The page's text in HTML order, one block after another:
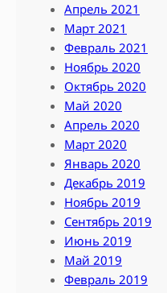
Апрель 2021
Март 2021
Февраль 2021
Ноябрь 2020
Октябрь 2020
Май 2020
Апрель 2020
Март 2020
Январь 2020
Декабрь 2019
Ноябрь 2019
Сентябрь 2019
Июнь 2019
Май 2019
Февраль 2019